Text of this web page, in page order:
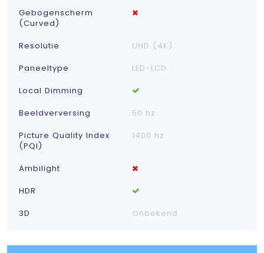
Gebogenscherm
(Curved)
Resolutie
UHD (4K)
Paneeltype
LED-LCD
Local Dimming
Beeldverversing
50 hz
Picture Quality Index
(PQI)
1400 hz
Ambilight
HDR
3D
Onbekend